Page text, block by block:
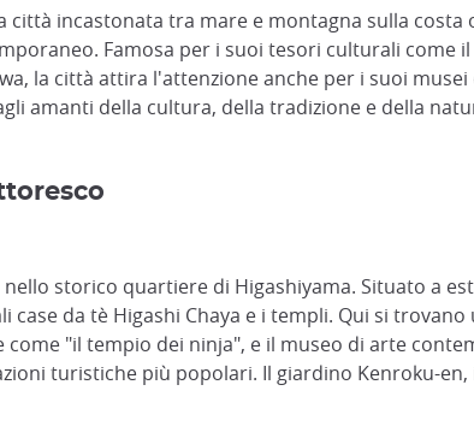
città incastonata tra mare e montagna sulla
Famosa per i suoi tesori culturali come
la città attira l'attenzione anche per i suoi
amanti della cultura, della tradizione e della
storico quartiere di Higashiyama. Situato a
case da tè Higashi Chaya e i templi. Qui si
"il tempio dei ninja", e il museo di arte
turistiche più popolari. Il giardino Kenroku-